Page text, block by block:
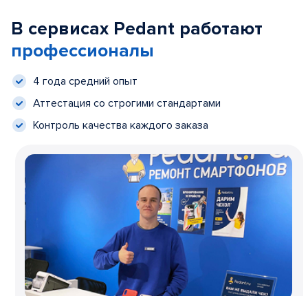
В сервисах Pedant работают
профессионалы
4 года средний опыт
Аттестация со строгими стандартами
Контроль качества каждого заказа